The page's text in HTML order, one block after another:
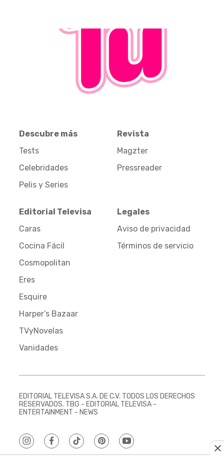
Descubre más
Tests
Celebridades
Pelis y Series
Revista
Magzter
Pressreader
Editorial Televisa
Caras
Cocina Fácil
Cosmopolitan
Eres
Esquire
Harper’s Bazaar
TVyNovelas
Vanidades
Legales
Aviso de privacidad
Términos de servicio
EDITORIAL TELEVISA S.A. DE C.V. TODOS LOS DERECHOS
RESERVADOS. TBG - EDITORIAL TELEVISA -
ENTERTAINMENT - NEWS
instagramfacebooktiktokpinterestyoutube